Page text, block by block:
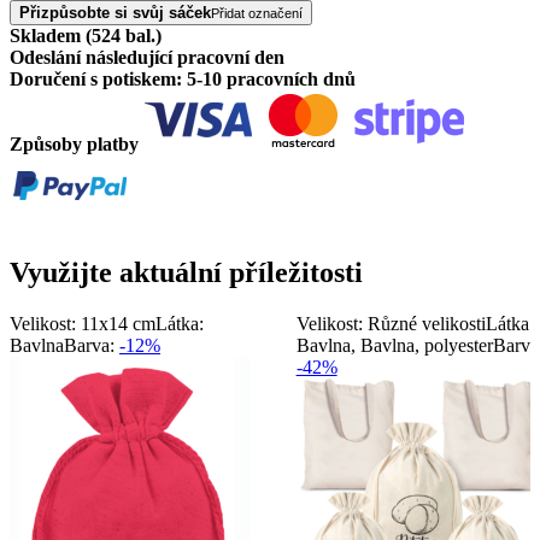
Přizpůsobte si svůj sáčekPřidat označení
Skladem (524 bal.)
Odeslání následující pracovní den
Doručení s potiskem: 5-10 pracovních dnů
Způsoby platby
Využijte aktuální příležitosti
Velikost: 11x14 cmLátka:
BavlnaBarva: -12%
Velikost: Různé velikostiLátka:
Bavlna, Bavlna, polyester
-42%